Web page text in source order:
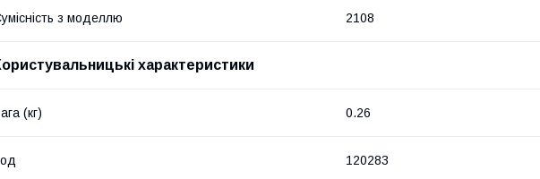
з моделлю 2108
характеристики
(кг) 0.26
120283